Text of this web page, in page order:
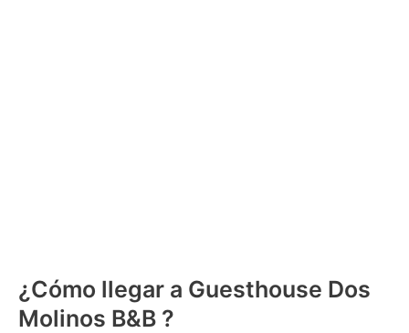
¿Cómo llegar a Guesthouse Dos
Molinos B&B ?